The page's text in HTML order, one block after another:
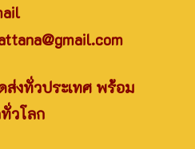
ส่งทั่วประเทศ พร้อม
วโลก